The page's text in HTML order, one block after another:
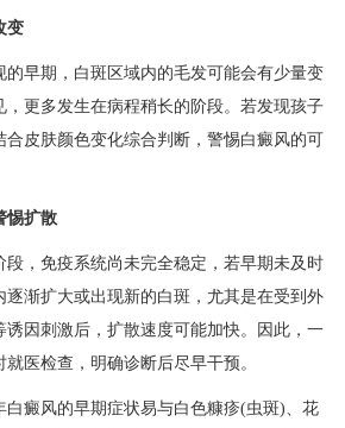
变​
早期，白斑区域内的毛发可能会有少量变
，更多发生在病程稍长的阶段。若发现孩子
合皮肤颜色变化综合判断，警惕白癜风的可
扩散​
，免疫系统尚未完全稳定，若早期未及时
逐渐扩大或出现新的白斑，尤其是在受到外
诱因刺激后，扩散速度可能加快。因此，一
医检查，明确诊断后尽早干预。​
癜风的早期症状易与白色糠疹(虫斑)、花